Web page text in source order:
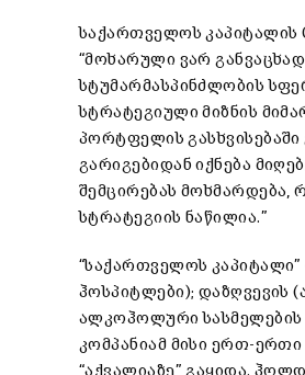
საქართველოს კაპიტალის
“მოხარული ვარ
სტუმარმასპინძლობის
სტრატეგიული მიზნის
პორტფელის
გარიგებიდან იქნება
შემცირებას მოხმარდება,
სტრატეგიის ნაწილია.”
“საქართველოს კაპიტალი”
ჰოსპიტლები); დაზღვევის
ალკოჰოლური სასმელების
კომპანიამ მისი ერთ-
“აქვალიაზე” გაყიდა.